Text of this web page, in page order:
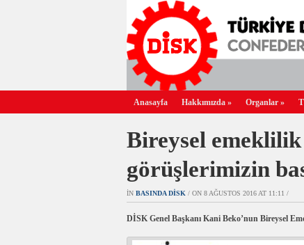
Anasayfa Hakkımızda » Organlar »
Bireysel
görüşlerimizin
IN BASINDA DİSK / ON 8 AĞUSTOS 2016 AT 11:11 /
DİSK Genel Başkanı Kani Beko’nun Bireysel